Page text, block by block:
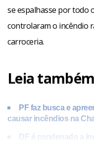
se espalhasse por todo
controlaram o incêndio
carroceria.
Leia também
PF faz busca e
causar incêndios na
DF é condenado a